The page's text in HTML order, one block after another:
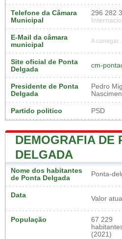
Telefone da Câmara
Municipal
296 282
E-Mail da câmara
municipal
A carregar...
Site oficial de Ponta
Delgada
cm-
Presidente de Ponta
Delgada
Pedro
Partido politico PSD
DEMOGRAFIA DE
DELGADA
Nome dos habitantes
de Ponta Delgada
Ponta-
Data Valor
População
67 229
(2021)